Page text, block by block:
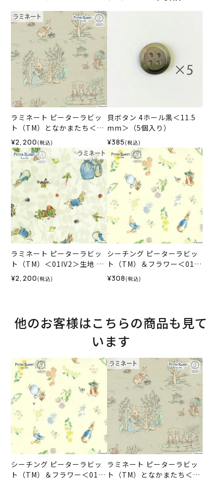
ラミネート ピーターラビッ
ト（TM）となかまたち＜01
BE＞生地 ホビーラホビーレ
デザインコレクション
¥2,200 (税込)
貝ボタン 4ホール黒＜11.5
mm＞（5個入り）
¥385 (税込)
ラミネート ピーターラビッ
ト（TM）＜01IV2＞生地 ホ
ビーラホビーレデザインコ
レクション
¥2,200 (税込)
シーチング ピーターラビッ
ト（TM）＆フラワー＜01IV
＞生地 ホビーラホビーレデ
ザインコレクション
¥308 (税込)
他のお客様はこちらの商品も見て
います
シーチング ピーターラビッ
ト（TM）＆フラワー＜01IV
ラミネート ピーターラビッ
ト（TM）となかまたち＜01